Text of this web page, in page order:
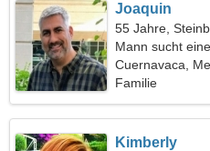
Joaquin
55 Jahre,
Mann sucht
Cuernavaca,
Familie
Kimberly